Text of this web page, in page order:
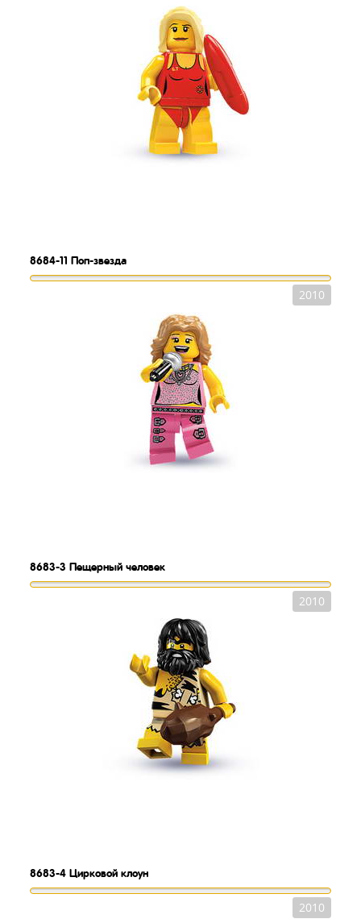
8684-11 Поп-звезда
2010
8683-3 Пещерный человек
2010
8683-4 Цирковой клоун
2010